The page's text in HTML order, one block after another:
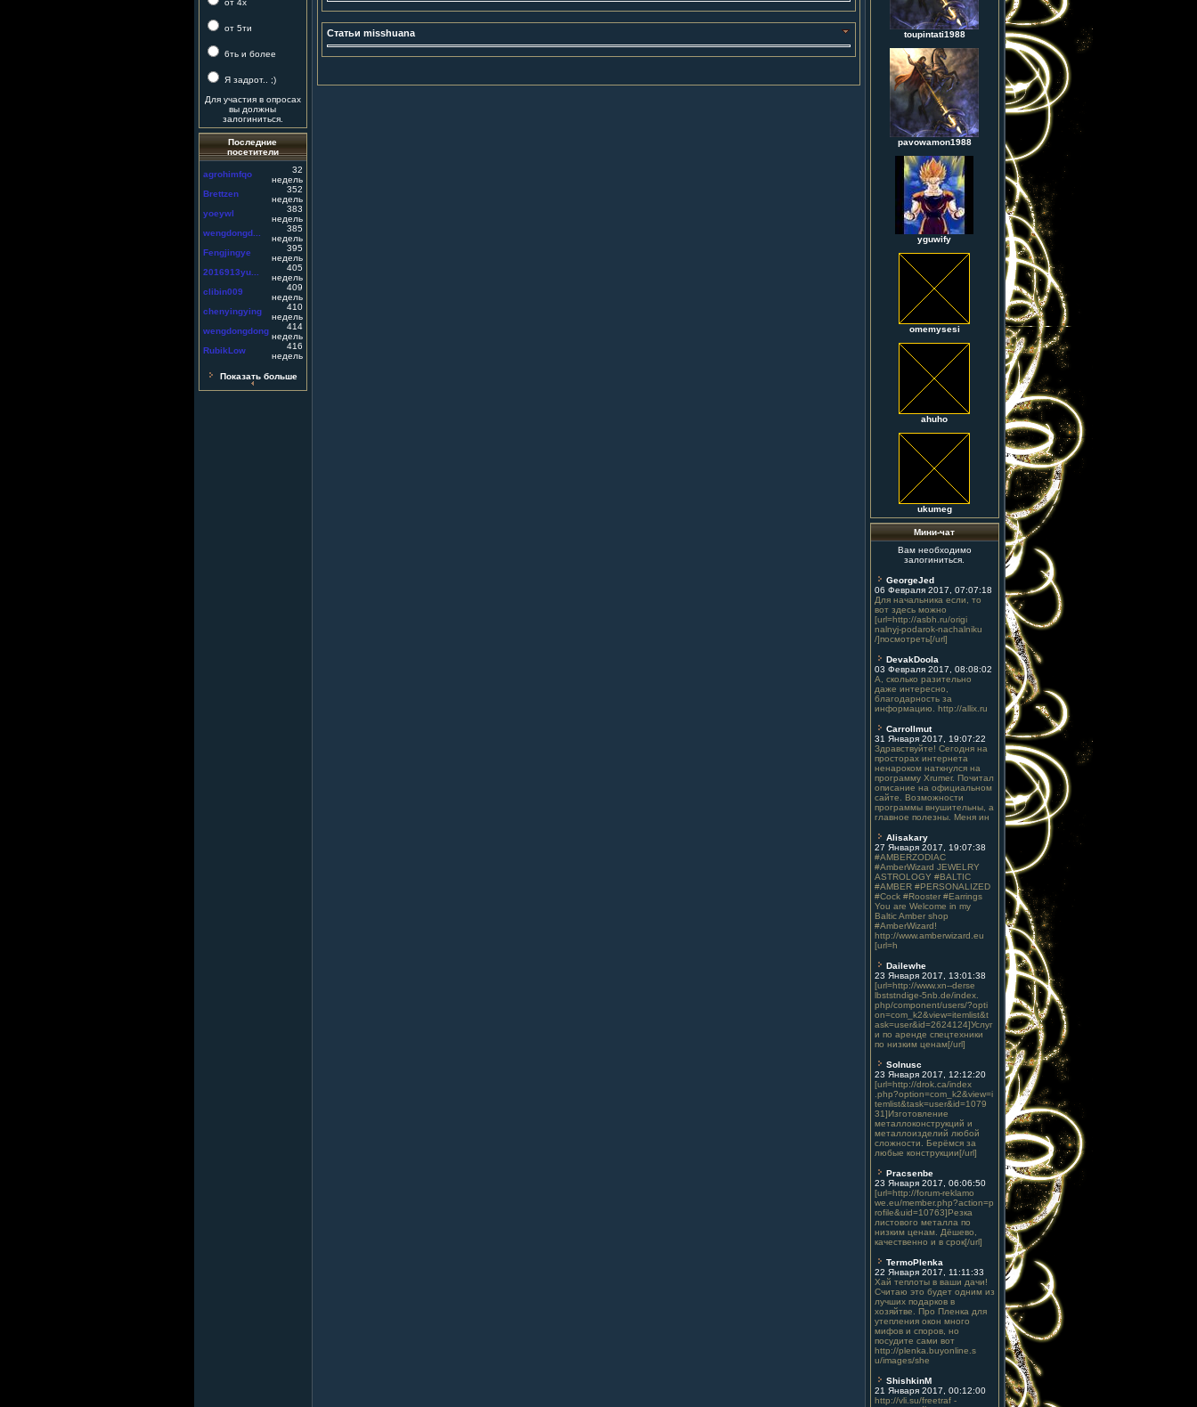
от 4х
от 5ти
6ть и более
Я задрот.. ;)
Для участия в опросах
вы должны
залогиниться.
Последние
посетители
agrohimfqo
32
недель
Brettzen
352
недель
yoeywl
383
недель
wengdongd...
385
недель
Fengjingye
395
недель
2016913yu...
405
недель
clibin009
409
недель
chenyingying
410
недель
wengdongdong
414
недель
RubikLow
416
недель
Показать больше
Статьи misshuana toupintati1988
pavowamon1988
yguwify
omemysesi
ahuho
ukumeg
Мини-чат
Вам необходимо
залогиниться.
GeorgeJed
06 Февраля 2017, 07:07:18
Для начальника если, то
вот здесь можно
[url=http://asbh.ru/origi
nalnyj-podarok-nachalniku
/]посмотреть[/url]
DevakDoola
03 Февраля 2017, 08:08:02
А, сколько разительно
даже интересно,
благодарность за
информацию. http://allix.ru
Carrollmut
31 Января 2017, 19:07:22
Здравствуйте! Сегодня на
просторах интернета
ненароком наткнулся на
программу Xrumer. Почитал
описание на официальном
сайте. Возможности
программы внушительны, а
главное полезны. Меня ин
Alisakary
27 Января 2017, 19:07:38
#AMBERZODIAC
#AmberWizard JEWELRY
ASTROLOGY #BALTIC
#AMBER #PERSONALIZED
#Cock #Rooster #Earrings
You are Welcome in my
Baltic Amber shop
#AmberWizard!
http://www.amberwizard.eu
[url=h
Dailewhe
23 Января 2017, 13:01:38
[url=http://www.xn--derse
lbststndige-5nb.de/index.
php/component/users/?opti
on=com_k2&view=itemlist&t
ask=user&id=2624124]Услуг
и по аренде спецтехники
по низким ценам[/url]
Solnusc
23 Января 2017, 12:12:20
[url=http://drok.ca/index
.php?option=com_k2&view=i
temlist&task=user&id=1079
31]Изготовление
металлоконструкций и
металлоизделий любой
сложности. Берёмся за
любые конструкции[/url]
Pracsenbe
23 Января 2017, 06:06:50
[url=http://forum-reklamo
we.eu/member.php?action=p
rofile&uid=10763]Резка
листового металла по
низким ценам. Дёшево,
качественно и в срок[/url]
TermoPlenka
22 Января 2017, 11:11:33
Хай теплоты в ваши дачи!
Считаю это будет одним из
лучших подарков в
хозяйтве. Про Пленка для
утепления окон много
мифов и споров, но
посудите сами вот
http://plenka.buyonline.s
u/images/she
ShishkinM
21 Января 2017, 00:12:00
http://vli.su/freetraf -